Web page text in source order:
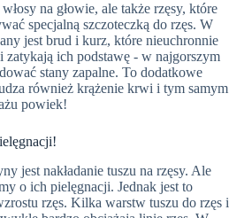
na głowie, ale także rzęsy, które
specjalną szczoteczką do rzęs. W
jest brud i kurz, które nieuchronnie
zatykają ich podstawę - w najgorszym
stany zapalne. To dodatkowe
również krążenie krwi i tym samym
powiek!
jest nakładanie tuszu na rzęsy. Ale
o ich pielęgnacji. Jednak jest to
rzęs. Kilka warstw tuszu do rzęs i